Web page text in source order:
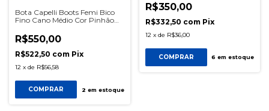
Bota Capelli Boots Femi Bico
Fino Cano Médio Cor Pinhão
R$550,00
R$522,50 com Pix
12 x de R$56,58
COMPRAR 2 em estoque
R$350,00
R$332,50 com Pix
12 x de R$36,00
COMPRAR 6 em estoque